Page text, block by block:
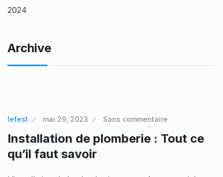
2024
Archive
lefest mai 29, 2023 Sans commentaire
Installation de plomberie : Tout ce
qu’il faut savoir